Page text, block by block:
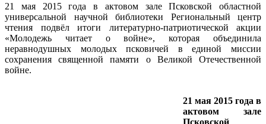
21 мая 2015 года в актовом зале Псковской областной
универсальной научной библиотеки Региональный центр
чтения подвёл итоги литературно-патриотической акции
«Молодежь читает о войне», которая объединила
неравнодушных молодых псковичей в единой миссии
сохранения священной памяти о Великой Отечественной
войне.
21 мая 2015 года в
актовом зале
Псковской